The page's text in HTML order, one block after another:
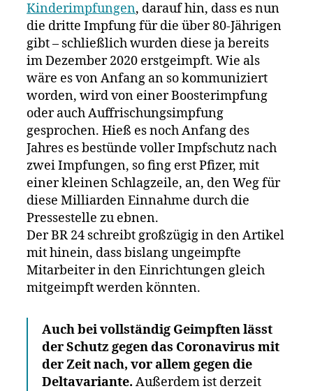
die
an
Kinderimpfungen, darauf hin, dass es nun
die dritte Impfung für die über 80-Jährigen
gibt – schließlich wurden diese ja bereits
im Dezember 2020 erstgeimpft. Wie als
wäre es von Anfang an so kommuniziert
worden, wird von einer Boosterimpfung
oder auch Auffrischungsimpfung
gesprochen. Hieß es noch Anfang des
Jahres es bestünde voller Impfschutz nach
zwei Impfungen, so fing erst Pfizer, mit
einer kleinen Schlagzeile, an, den Weg für
diese Milliarden Einnahme durch die
Pressestelle zu ebnen.
Der BR 24 schreibt großzügig in den Artikel
mit hinein, dass bislang ungeimpfte
Mitarbeiter in den Einrichtungen gleich
mitgeimpft werden könnten.
Auch bei vollständig Geimpften lässt
der Schutz gegen das Coronavirus mit
der Zeit nach, vor allem gegen die
Deltavariante. Außerdem ist derzeit